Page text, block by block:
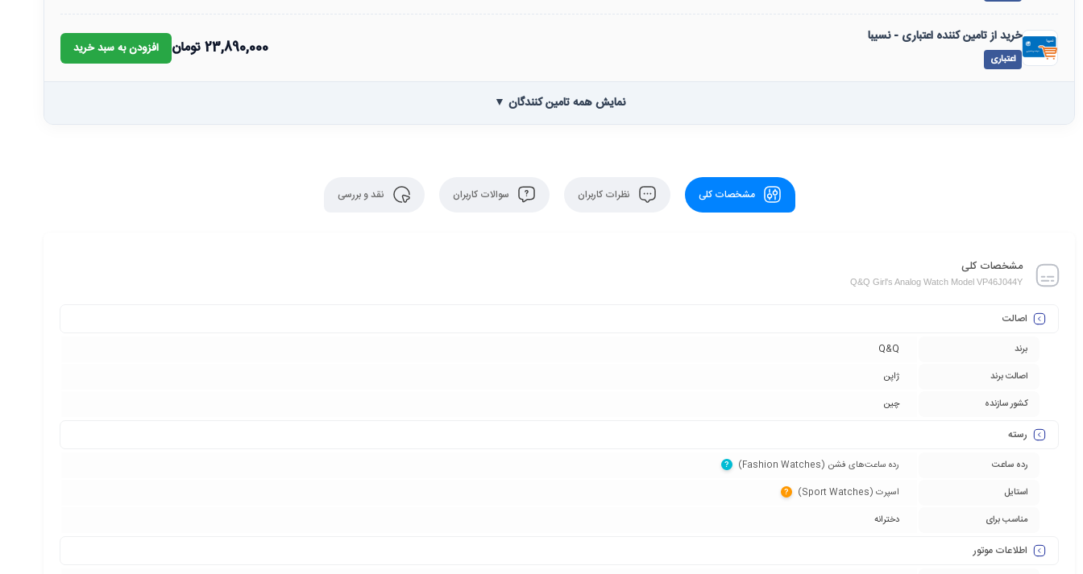
خرید از تامین کننده اعتباری - نسیبا
اعتباری
23,890,000تومان افزودن به سبد خرید
نمایش همه تامین کنندگان ▼
مشخصات کلی نظرات کاربران سوالات کاربران نقد و بررسی
مشخصات کلی
Q&Q Girl's Analog Watch Model VP46J044Y
اصالت
برند
Q&Q
اصالت برند
ژاپن
کشور سازنده
چین
رسته
رده ساعت رده ساعت‌های فشن (Fashion Watches)‏ ?
استایل اسپرت (Sport Watches)‏ ?
مناسب برای دخترانه
اطلاعات موتور